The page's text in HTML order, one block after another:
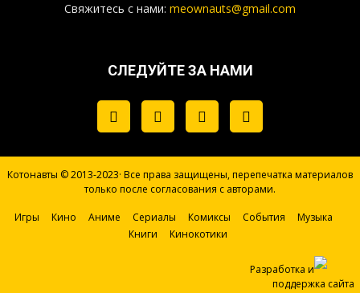
Свяжитесь с нами: meownauts@gmail.com
СЛЕДУЙТЕ ЗА НАМИ
Котонавты © 2013-2023· Все права защищены, перепечатка материалов
только после согласования с авторами.
Игры Кино Аниме Сериалы Комиксы События
Музыка
Книги
Кинокотики
Разработка и
поддержка сайта